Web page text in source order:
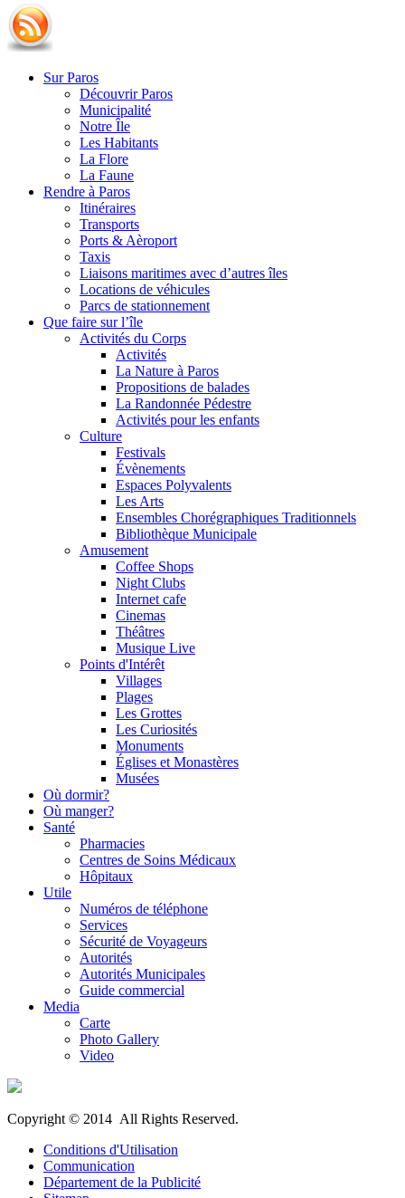
Sur Paros
Découvrir Paros
Municipalité
Notre Île
Les Habitants
La Flore
La Faune
Rendre à Paros
Itinéraires
Transports
Ports & Aèroport
Taxis
Liaisons maritimes avec d’autres îles
Locations de véhicules
Parcs de stationnement
Que faire sur l’île
Activités du Corps
Activités
La Nature à Paros
Propositions de balades
La Randonnée Pédestre
Activités pour les enfants
Culture
Festivals
Évènements
Espaces Polyvalents
Les Arts
Ensembles Chorégraphiques Traditionnels
Bibliothèque Municipale
Αmusement
Coffee Shops
Night Clubs
Internet cafe
Cinemas
Théâtres
Musique Live
Points d'Intérêt
Villages
Plages
Les Grottes
Les Curiosités
Monuments
Églises et Monastères
Musées
Où dormir?
Où manger?
Santé
Pharmacies
Centres de Soins Médicaux
Hôpitaux
Utile
Numéros de téléphone
Services
Sécurité de Voyageurs
Autorités
Autorités Municipales
Guide commercial
Media
Carte
Photo Gallery
Video
Copyright © 2014 All Rights Reserved.
Conditions d'Utilisation
Communication
Département de la Publicité